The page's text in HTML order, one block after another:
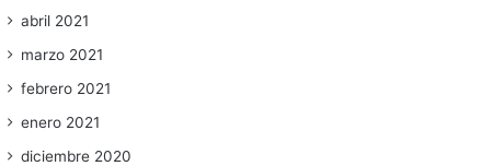
abril 2021
marzo 2021
febrero 2021
enero 2021
diciembre 2020